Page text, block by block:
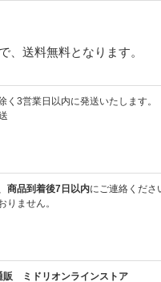
送料無料となります。
3営業日以内に発送いたします。
商品到着後7日以内にご連絡くださ
りません。
販 ミドリオンラインストア